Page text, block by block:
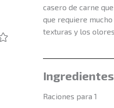
casero de carne
que requiere
texturas y los
Ingredientes
Raciones para 1